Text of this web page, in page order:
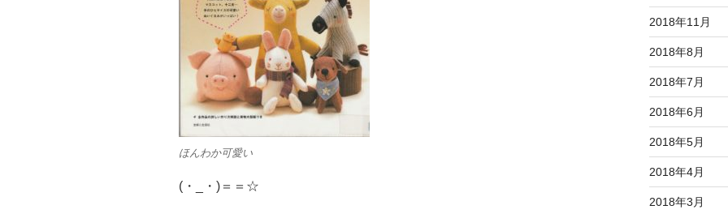
ほんわか可愛い
(・_・)＝＝☆
2018年11月
2018年8月
2018年7月
2018年6月
2018年5月
2018年4月
2018年3月